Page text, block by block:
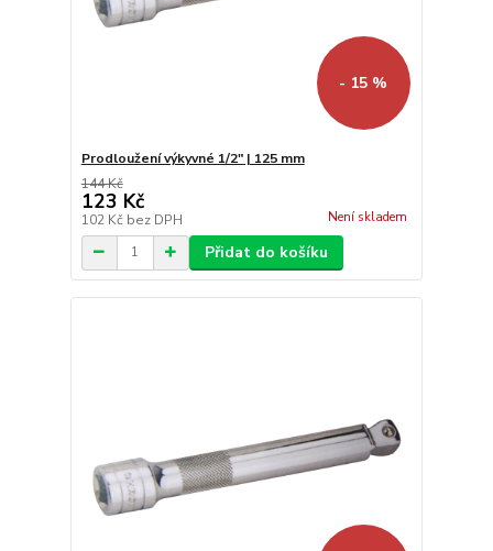
- 15 %
Prodloužení výkyvné 1/2" | 125 mm
144 Kč
123 Kč
102 Kč bez DPH Není skladem
Přidat do košíku